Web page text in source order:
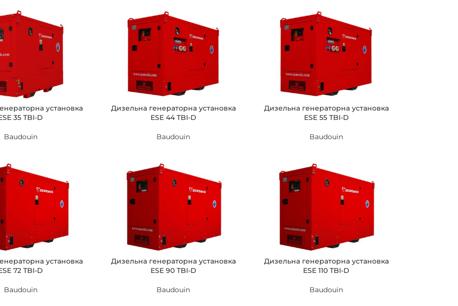
установка
35 TBI-D
Baudouin
Дизельна генераторна установка
ESE 44 TBI-D
Baudouin
Дизельна генераторна установка
ESE 55 TBI-D
Baudouin
установка
72 TBI-D
Baudouin
Дизельна генераторна установка
ESE 90 TBI-D
Baudouin
Дизельна генераторна установка
ESE 110 TBI-D
Baudouin